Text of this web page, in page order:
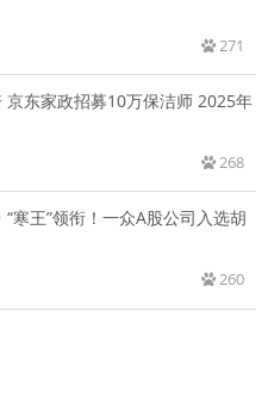
271
家政招募10万保洁师 2025年
268
260